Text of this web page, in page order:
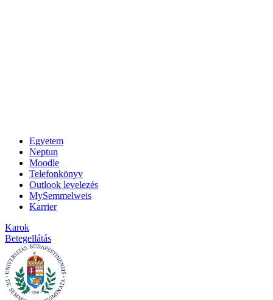
Egyetem
Neptun
Moodle
Telefonkönyv
Outlook levelezés
MySemmelweis
Karrier
Karok
Betegellátás